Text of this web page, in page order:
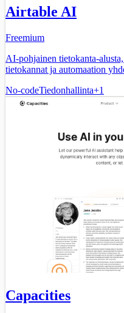
Airtable AI
Freemium
AI-pohjainen tietokanta-
tietokannat ja automaation
No-codeTiedonhallinta+1
Capacities